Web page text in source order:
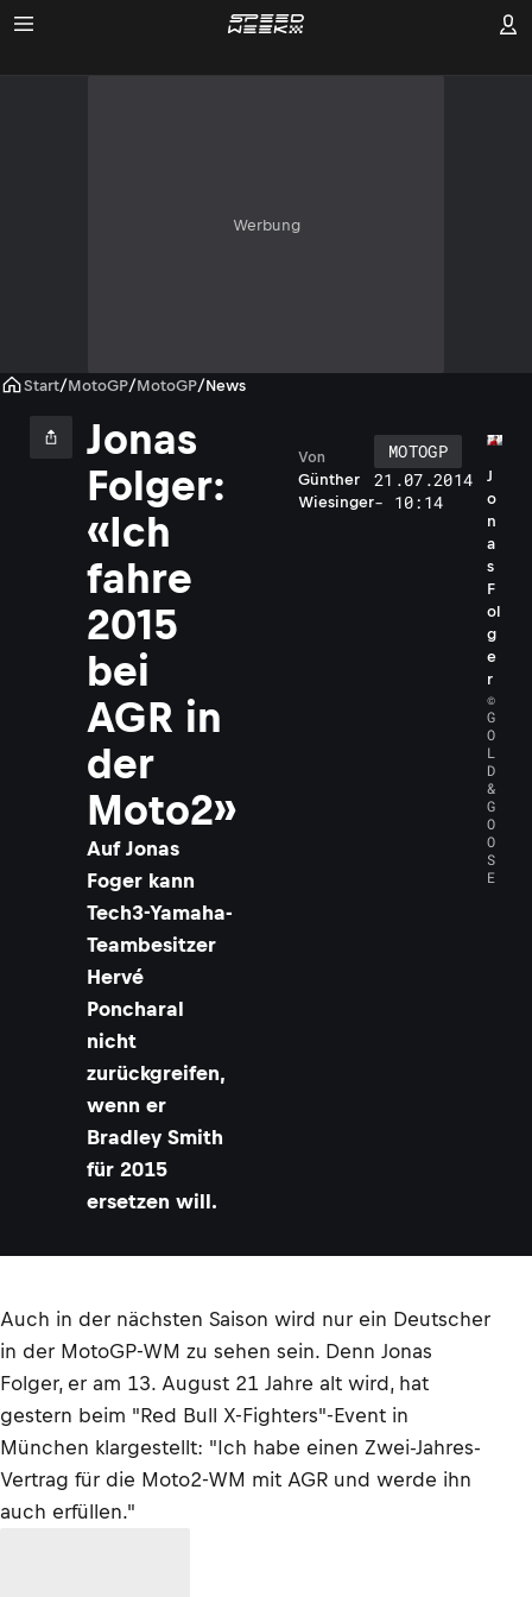
Werbung
Start/MotoGP/MotoGP/News
Jonas
Folger:
«Ich
fahre
2015
bei
AGR in
der
Moto2»
Auf Jonas
Foger kann
Tech3-Yamaha-
Teambesitzer
Hervé
Poncharal
nicht
zurückgreifen,
wenn er
Bradley Smith
für 2015
ersetzen will.
Günther
Wiesinger
Von
MOTOGP
21.07.2014
- 10:14
J
o
n
a
s
F
ol
g
e
r
©
G
O
L
D
&
G
O
O
S
E
Auch in der nächsten Saison wird nur ein Deutscher
in der MotoGP-WM zu sehen sein. Denn Jonas
Folger, er am 13. August 21 Jahre alt wird, hat
gestern beim "Red Bull X-Fighters"-Event in
München klargestellt: "Ich habe einen Zwei-Jahres-
Vertrag für die Moto2-WM mit AGR und werde ihn
auch erfüllen."